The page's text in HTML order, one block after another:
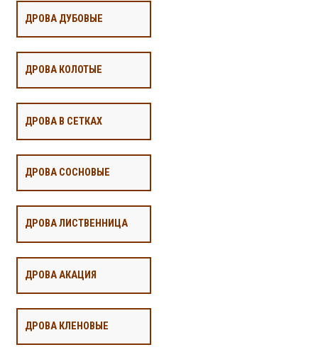
ДРОВА ДУБОВЫЕ
ДРОВА КОЛОТЫЕ
ДРОВА В СЕТКАХ
ДРОВА СОСНОВЫЕ
ДРОВА ЛИСТВЕННИЦА
ДРОВА АКАЦИЯ
ДРОВА КЛЕНОВЫЕ